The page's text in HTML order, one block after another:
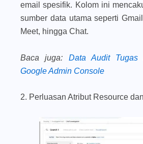
email spesifik. Kolom ini
sumber data utama seperti
Meet, hingga Chat.
Baca juga:
Data Audit
Google Admin Console
2. Perluasan Atribut Resource